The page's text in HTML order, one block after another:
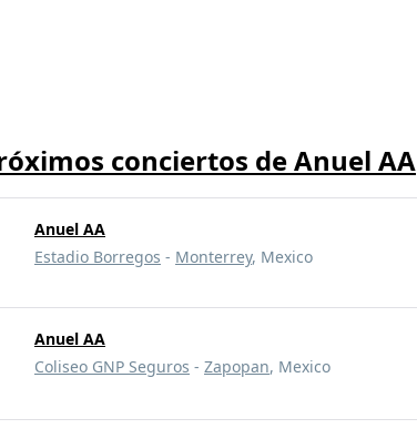
conciertos de Anuel AA
Anuel AA
Estadio Borregos - Monterrey, Mexico
Anuel AA
Coliseo GNP Seguros - Zapopan, Mexico